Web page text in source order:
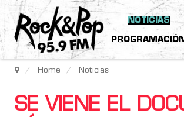
NOTICIAS
Home Noticias
SE VIENE EL